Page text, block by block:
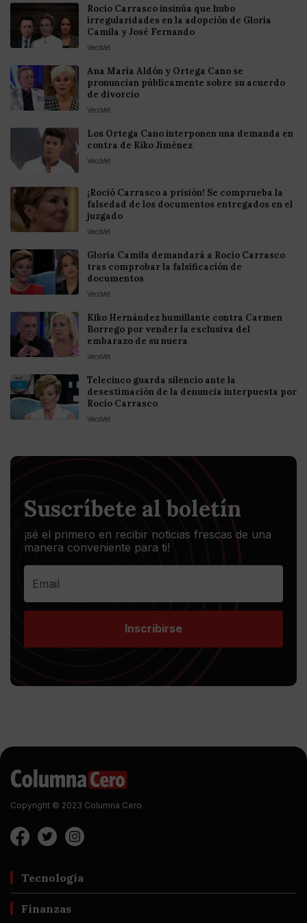
Rocío Carrasco insinúa que hubo
irregularidades en la adopción de Gloria
Camila y José Fernando
VecoVet
Ana María Aldón y Ortega Cano se
pronuncian públicamente sobre su acuerdo
de divorcio
VecoVet
Los Ortega Cano interponen una demanda en
contra de Kiko Jiménez
VecoVet
¡Roció Carrasco a prisión! Se comprueba la
falsedad de los documentos entregados en el
juzgado
VecoVet
Gloria Camila demandará a Rocío Carrasco
tras comprobar la falsificación de
documentos
VecoVet
Kiko Hernández humillante contra Carmen
Borrego por vender la exclusiva del
embarazo de su nuera
VecoVet
Telecinco guarda silencio ante la
desestimación de la denuncia interpuesta por
Rocío Carrasco
VecoVet
Suscríbete al boletín
¡sé el primero en recibir noticias frescas de una
manera conveniente para ti!
Inscribirse
Copyright © 2023 Columna Cero
Tecnología
Finanzas